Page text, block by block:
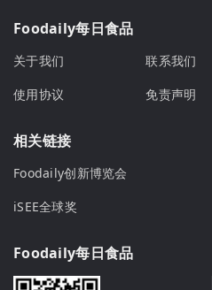
Foodaily每日食品
关于我们 联系我们
使用协议
免责声明
相关链接
Foodaily创新博览会
iSEE全球奖
Foodaily每日食品